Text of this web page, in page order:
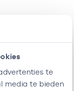
te
media te bieden
AGB-code